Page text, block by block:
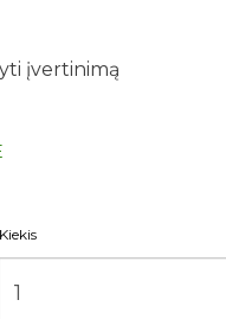
įvertinimą
Kiekis